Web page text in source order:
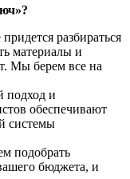
разбираться
материалы и
Мы берем все на
подход и
обеспечивают
системы
подобрать
бюджета, и